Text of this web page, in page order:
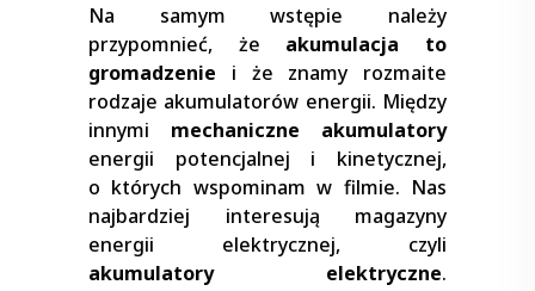
Na samym wstępie należy
przypomnieć, że akumulacja to
gromadzenie i że znamy rozmaite
rodzaje akumulatorów energii. Między
innymi mechaniczne akumulatory
energii potencjalnej i kinetycznej,
o których wspominam w filmie. Nas
najbardziej interesują magazyny
energii elektrycznej, czyli
akumulatory elektryczne.